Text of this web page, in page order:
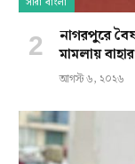
নাগরপুরে
মামলায়
আগস্ট ৬, ২০২৬